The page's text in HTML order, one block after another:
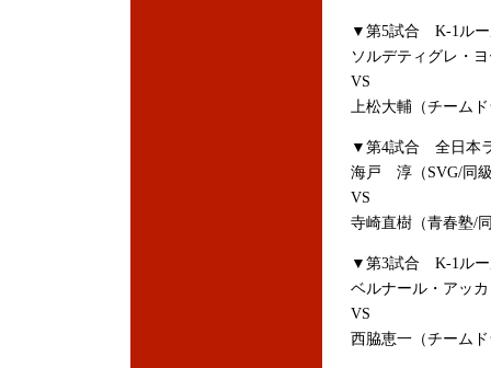
▼第5試合 K-1ル
ソルデティグレ・
VS
上松大輔（チーム
▼第4試合 全日本
海戸 淳（SVG/同
VS
寺崎直樹（青春塾/
▼第3試合 K-1ル
ベルナール・アッ
VS
西脇恵一（チーム